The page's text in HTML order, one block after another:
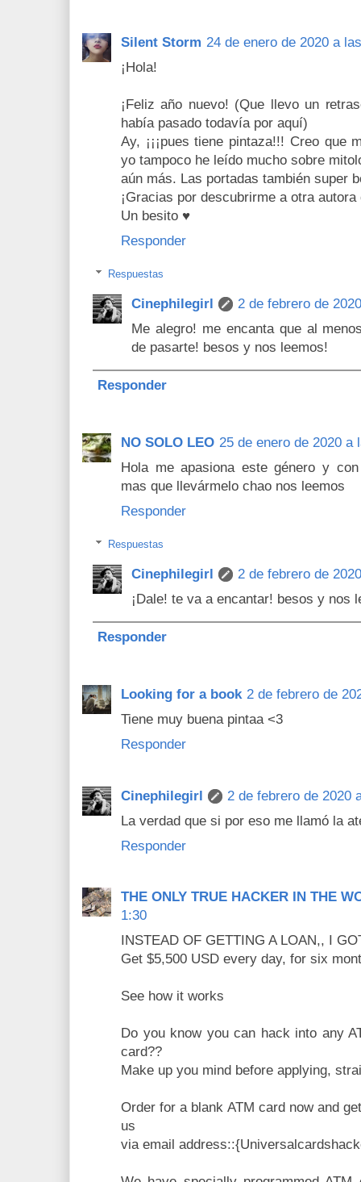
Silent Storm 24 de enero de 2020 a
¡Hola!
¡Feliz año nuevo! (Que llevo un
había pasado todavía por aquí)
Ay, ¡¡¡pues tiene pintaza!!! Creo que
yo tampoco he leído mucho sobre
aún más. Las portadas también super
¡Gracias por descubrirme a otra
Un besito ♥
Responder
Respuestas
Cinephilegirl
2 de febrero de
Me alegro! me encanta que al
de pasarte! besos y nos leemos!
Responder
NO SOLO LEO 25 de enero de 2020 a
Hola me apasiona este género y
mas que llevármelo chao nos leemos
Responder
Respuestas
Cinephilegirl
2 de febrero de
¡Dale! te va a encantar! besos y nos
Responder
Looking for a book 2 de febrero de
Tiene muy buena pintaa <3
Responder
Cinephilegirl
2 de febrero de 2020
La verdad que si por eso me llamó la
Responder
THE ONLY TRUE HACKER IN THE
1:30
INSTEAD OF GETTING A LOAN,, I
Get $5,500 USD every day, for six
See how it works
Do you know you can hack into any
card??
Make up you mind before applying,
Order for a blank ATM card now and
us
via email